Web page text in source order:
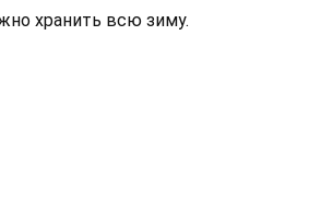
хранить всю зиму.